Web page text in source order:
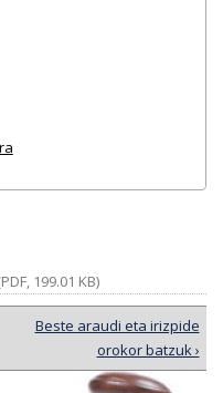
199.01 KB)
Beste araudi eta irizpide
orokor batzuk ›